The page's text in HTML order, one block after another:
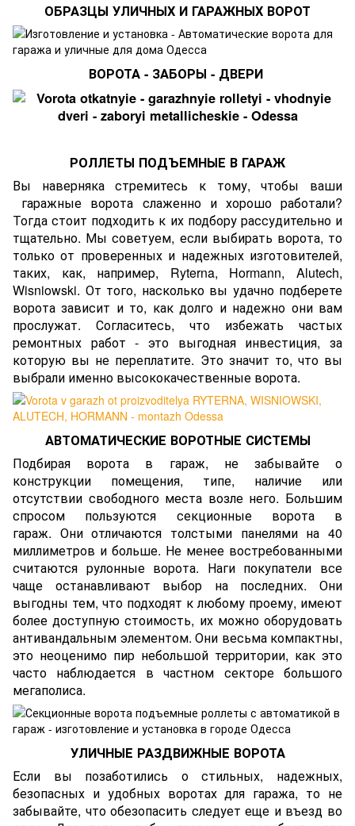
ОБРАЗЦЫ УЛИЧНЫХ И ГАРАЖНЫХ ВОРОТ
ВОРОТА - ЗАБОРЫ - ДВЕРИ
РОЛЛЕТЫ ПОДЪЕМНЫЕ В ГАРАЖ
Вы наверняка стремитесь к тому, чтобы ваши
гаражные ворота слаженно и хорошо работали?
Тогда стоит подходить к их подбору рассудительно и
тщательно. Мы советуем, если выбирать ворота, то
только от проверенных и надежных изготовителей,
таких, как, например, Ryterna, Hormann, Alutech,
Wisniowski. От того, насколько вы удачно подберете
ворота зависит и то, как долго и надежно они вам
прослужат. Согласитесь, что избежать частых
ремонтных работ - это выгодная инвестиция, за
которую вы не переплатите. Это значит то, что вы
выбрали именно высококачественные ворота.
АВТОМАТИЧЕСКИЕ ВОРОТНЫЕ СИСТЕМЫ
Подбирая ворота в гараж, не забывайте о
конструкции помещения, типе, наличие или
отсутствии свободного места возле него. Большим
спросом пользуются секционные ворота в
гараж. Они отличаются толстыми панелями на 40
миллиметров и больше. Не менее востребованными
считаются рулонные ворота. Наги покупатели все
чаще останавливают выбор на последних. Они
выгодны тем, что подходят к любому проему, имеют
более доступную стоимость, их можно оборудовать
антивандальным элементом. Они весьма компактны,
это неоценимо пир небольшой территории, как это
часто наблюдается в частном секторе большого
мегаполиса.
УЛИЧНЫЕ РАЗДВИЖНЫЕ ВОРОТА
Если вы позаботились о стильных, надежных,
безопасных и удобных воротах для гаража, то не
забывайте, что обезопасить следует еще и въезд во